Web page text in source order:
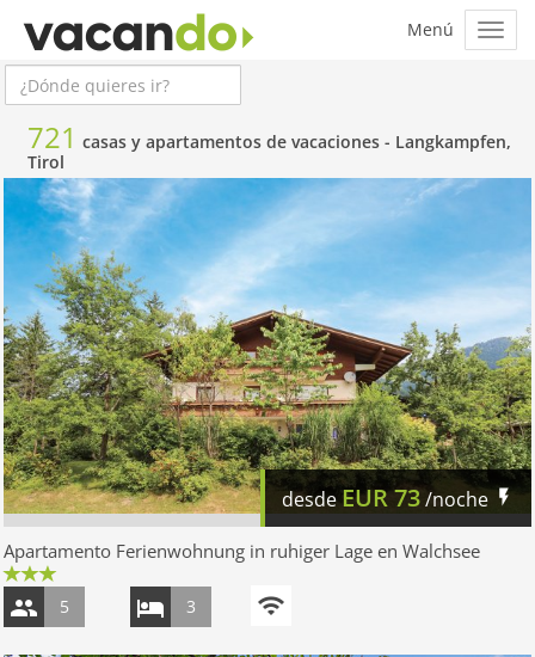
721 casas y apartamentos de vacaciones - Langkampfen,
Tirol
desdeEUR73/noche
Apartamento Ferienwohnung in ruhiger Lage en Walchsee
5 3